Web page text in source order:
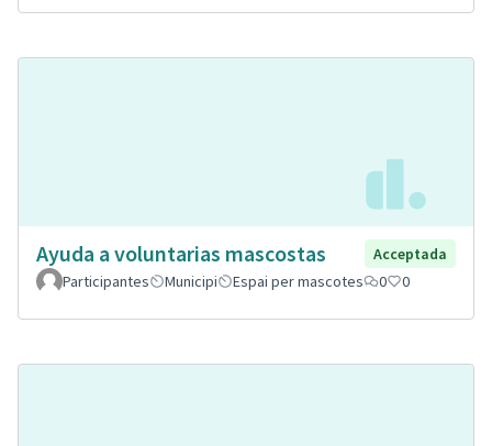
Ayuda a voluntarias mascostas
Acceptada
Participantes
Municipi Espai per mascotes 0 0